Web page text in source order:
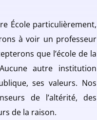
École particulièrement,
à voir un professeur
que l’école de la
autre institution
ses valeurs. Nos
de l’altérité, des
de la raison.